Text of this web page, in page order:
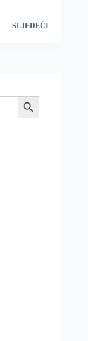
SLJEDEĆI
Search Button